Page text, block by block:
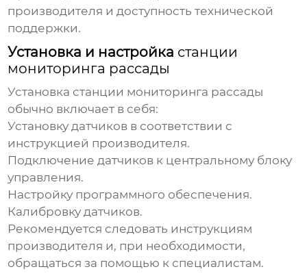
производителя и доступность технической
поддержки.
Установка и настройка станции
мониторинга рассады
Установка станции мониторинга рассады
обычно включает в себя:
Установку датчиков в соответствии с
инструкцией производителя.
Подключение датчиков к центральному блоку
управления.
Настройку программного обеспечения.
Калибровку датчиков.
Рекомендуется следовать инструкциям
производителя и, при необходимости,
обращаться за помощью к специалистам.